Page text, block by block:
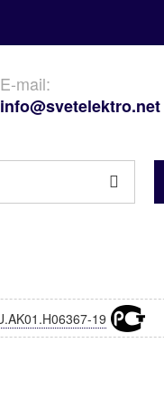
E-mail:
info@svetelektro.net
19